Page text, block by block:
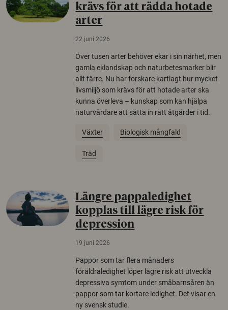
krävs för att rädda hotade
arter
22 juni 2026
Över tusen arter behöver ekar i sin närhet, men
gamla eklandskap och naturbetesmarker blir
allt färre. Nu har forskare kartlagt hur mycket
livsmiljö som krävs för att hotade arter ska
kunna överleva – kunskap som kan hjälpa
naturvårdare att sätta in rätt åtgärder i tid.
Växter Biologisk mångfald
Träd
Längre pappaledighet
kopplas till lägre risk för
depression
19 juni 2026
Pappor som tar flera månaders
föräldraledighet löper lägre risk att utveckla
depressiva symtom under småbarnsåren än
pappor som tar kortare ledighet. Det visar en
ny svensk studie.